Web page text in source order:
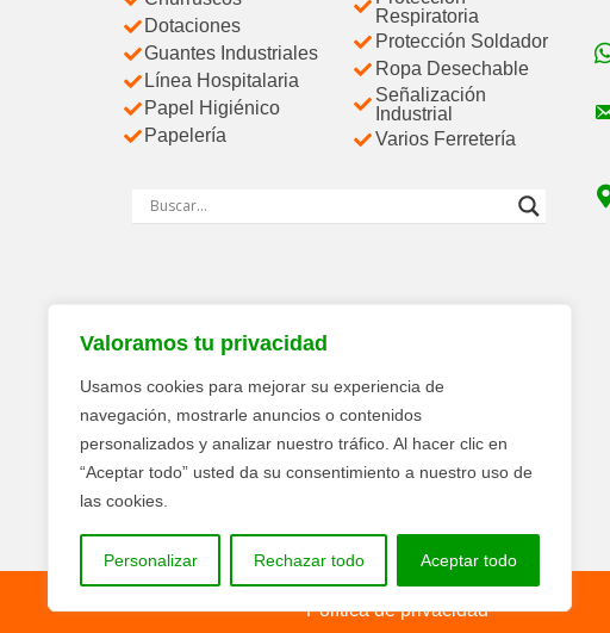
Valoramos tu privacidad
Usamos cookies para mejorar su experiencia de
navegación, mostrarle anuncios o contenidos
personalizados y analizar nuestro tráfico. Al hacer clic en
“Aceptar todo” usted da su consentimiento a nuestro uso de
las cookies.
Personalizar Rechazar todo Aceptar todo
Dotaciones
Guantes Industriales
Línea Hospitalaria
Papel Higiénico
Papelería
Respiratoria
Protección Soldador
Ropa Desechable
Señalización
Industrial
Varios Ferretería
Política de privacidad